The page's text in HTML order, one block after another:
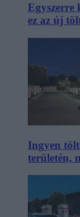
Egyszerre
ez az új
Ingyen
területén,